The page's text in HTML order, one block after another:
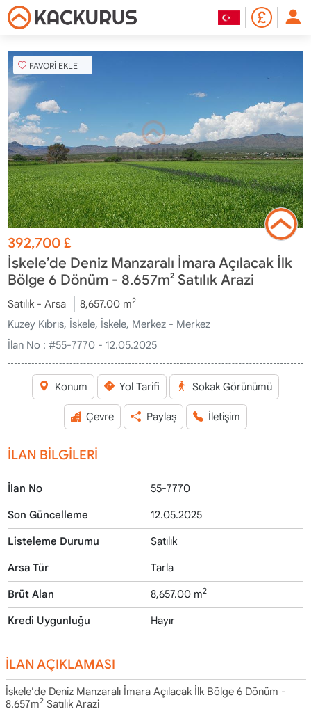
FAVORİ EKLE
392,700£
İskele’de Deniz Manzaralı İmara Açılacak İlk
Bölge 6 Dönüm - 8.657m² Satılık Arazi
Satılık - Arsa 8,657.00 m2
Kuzey Kıbrıs, İskele, İskele, Merkez - Merkez
İlan No : #55-7770 - 12.05.2025
Konum Yol Tarifi Sokak Görünümü
Çevre Paylaş İletişim
İLAN BİLGİLERİ
İlan No 55-7770
Son Güncelleme 12.05.2025
Listeleme Durumu Satılık
Arsa Tür Tarla
Brüt Alan 8,657.00 m2
Kredi Uygunluğu Hayır
İLAN AÇIKLAMASI
İskele'de Deniz Manzaralı İmara Açılacak İlk Bölge 6 Dönüm -
8.657m2Satılık Arazi